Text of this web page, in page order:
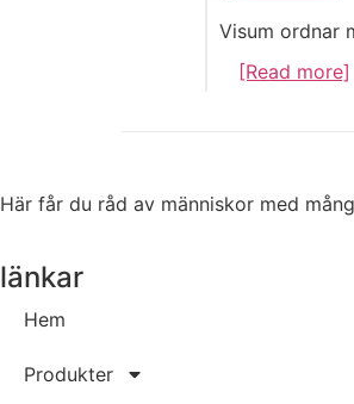
Visum ordnar
[Read more]
Här får du råd av människor med
länkar
Hem
Produkter